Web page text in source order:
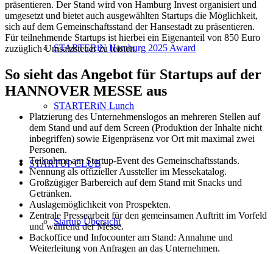
STARTERiN Hamburg 2025 Award
STARTERiN Lunch
STARTUP CLUB
Startup Übersicht
präsentieren. Der Stand wird von Hamburg Invest organisiert und
umgesetzt und bietet auch ausgewählten Startups die Möglichkeit,
sich auf dem Gemeinschaftsstand der Hansestadt zu präsentieren.
Für teilnehmende Startups ist hierbei ein Eigenanteil von 850 Euro
zuzüglich Umsatzsteuer zu leisten.
So sieht das Angebot für Startups auf der
HANNOVER MESSE aus
Platzierung des Unternehmenslogos an mehreren Stellen auf
dem Stand und auf dem Screen (Produktion der Inhalte nicht
inbegriffen) sowie Eigenpräsenz vor Ort mit maximal zwei
Personen.
Teilnahme am Startup-Event des Gemeinschaftsstands.
Nennung als offizieller Aussteller im Messekatalog.
Großzügiger Barbereich auf dem Stand mit Snacks und
Getränken.
Auslagemöglichkeit von Prospekten.
Zentrale Pressearbeit für den gemeinsamen Auftritt im Vorfeld
und während der Messe.
Backoffice und Infocounter am Stand: Annahme und
Weiterleitung von Anfragen an das Unternehmen.